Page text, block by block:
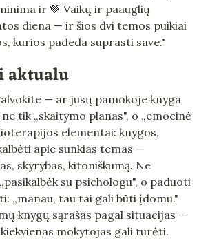
ir 💚 Vaikų ir paauglių
diena — ir šios dvi temos puikiai
kurios padeda suprasti save."
aktualu
— ar jūsų pamokoje knyga
tik „skaitymo planas", o „emocinė
elementai: knygos,
apie sunkias temas —
skyrybas, kitoniškumą. Ne
su psichologu", o paduoti
„manau, tau tai gali būti įdomu."
knygų sąrašas pagal situacijas —
mokytojas gali turėti.